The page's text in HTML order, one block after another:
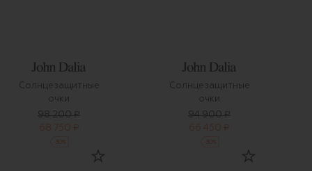
Солнцезащитные
очки
98 200 ₽
68 750 ₽
%
Солнцезащитные
очки
94 900 ₽
66 450 ₽
%